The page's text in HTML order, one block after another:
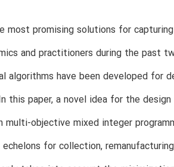
promising solutions for
and practitioners during the past
algorithms have been developed for
this paper, a novel idea for the
objective mixed integer
for collection,